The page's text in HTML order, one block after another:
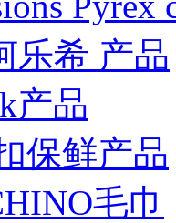
乐希 产品
产品
保鲜产品
毛巾